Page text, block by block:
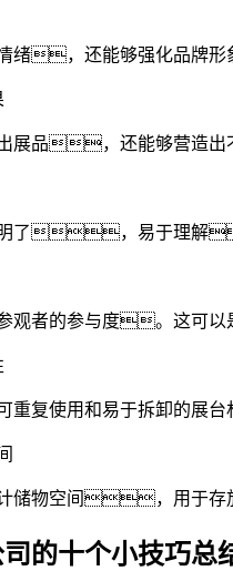
绪，还能够强化品牌
出展品，还能够营造
明了，易于理
参观者的参与度。这可
可重复使用和易于拆卸的
计储物空间，用于
司的十个小技巧